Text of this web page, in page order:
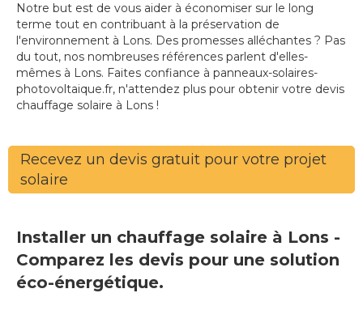
Notre but est de vous aider à économiser sur le long
terme tout en contribuant à la préservation de
l'environnement à Lons. Des promesses alléchantes ? Pas
du tout, nos nombreuses références parlent d'elles-
mêmes à Lons. Faites confiance à panneaux-solaires-
photovoltaique.fr, n'attendez plus pour obtenir votre devis
chauffage solaire à Lons !
Recevez un devis gratuit pour votre projet
solaire
Installer un chauffage solaire à Lons -
Comparez les devis pour une solution
éco-énergétique.